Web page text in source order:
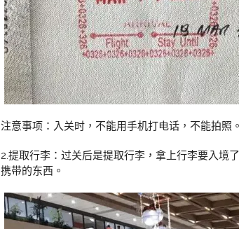
注意事项：入关时，不能用手机打电话，不能拍照。
2.提取行李：过关后是提取行李，拿上行李要入境
携带的东西。